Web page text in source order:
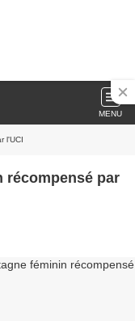
MENU
l'UCI
récompensé par